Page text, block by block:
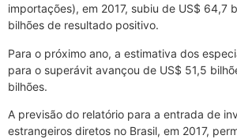
importações), em 2017, subiu de US$ 64,7
bilhões de resultado positivo.
Para o próximo ano, a estimativa dos
para o superávit avançou de US$ 51,5
bilhões.
A previsão do relatório para a entrada de
estrangeiros diretos no Brasil, em 2017,